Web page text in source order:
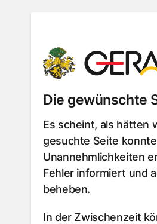
Die gewünschte
Es scheint, als hätten
gesuchte Seite
Unannehmlichkeiten
Fehler informiert und
beheben.
In der Zwischenzeit